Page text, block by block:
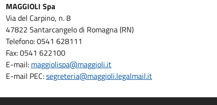
MAGGIOLI Spa
Via del Carpino, n. 8
47822 Santarcangelo di Romagna (RN)
Telefono: 0541 628111
Fax: 0541 622100
E-mail: maggiolispa@maggioli.it
E-mail PEC:segreteria@maggioli.legalmail.it